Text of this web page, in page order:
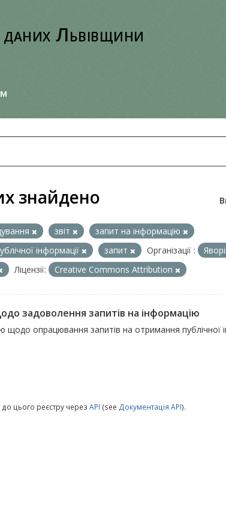
даних Львівщини
знайдено
звіт
запит на інформацію
інформації
запит Організації :
Ліцензії: Creative Commons Attribution
задоволення запитів на інформацію
щодо опрацювання запитів на отримання публічної
цього реєстру через API (see Документація API).